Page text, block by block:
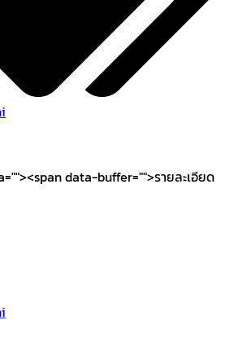
"><span data-buffer="">รายละเอียด